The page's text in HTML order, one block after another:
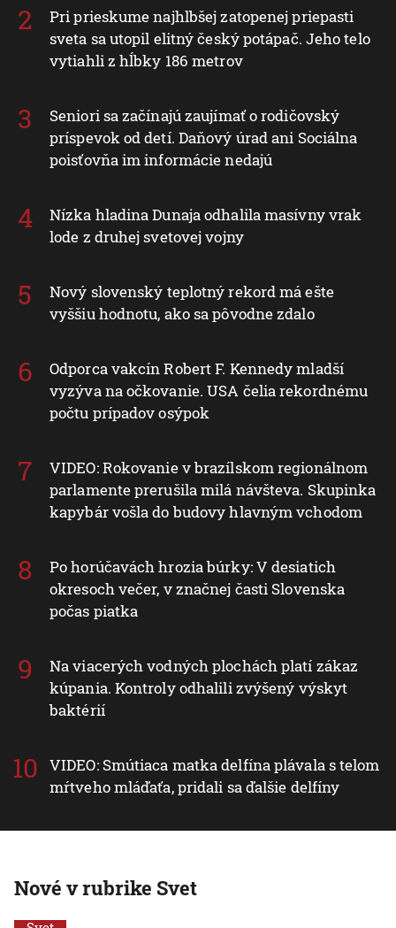
Pri prieskume najhlbšej zatopenej priepasti
sveta sa utopil elitný český potápač. Jeho telo
vytiahli z hĺbky 186 metrov
Seniori sa začínajú zaujímať o rodičovský
príspevok od detí. Daňový úrad ani Sociálna
poisťovňa im informácie nedajú
Nízka hladina Dunaja odhalila masívny vrak
lode z druhej svetovej vojny
Nový slovenský teplotný rekord má ešte
vyššiu hodnotu, ako sa pôvodne zdalo
Odporca vakcín Robert F. Kennedy mladší
vyzýva na očkovanie. USA čelia rekordnému
počtu prípadov osýpok
VIDEO: Rokovanie v brazílskom regionálnom
parlamente prerušila milá návšteva. Skupinka
kapybár vošla do budovy hlavným vchodom
Po horúčavách hrozia búrky: V desiatich
okresoch večer, v značnej časti Slovenska
počas piatka
Na viacerých vodných plochách platí zákaz
kúpania. Kontroly odhalili zvýšený výskyt
baktérií
VIDEO: Smútiaca matka delfína plávala s telom
mŕtveho mláďaťa, pridali sa ďalšie delfíny
Nové v rubrike Svet